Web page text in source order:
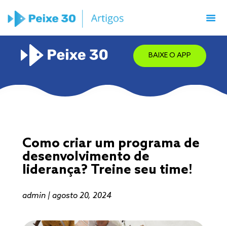
BAIXE O APP
Como criar um programa de
desenvolvimento de
liderança? Treine seu time!
admin | agosto 20, 2024